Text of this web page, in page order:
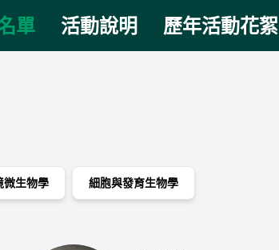
單 活動說明 歷年活動花絮
微生物學 細胞與發育生物學